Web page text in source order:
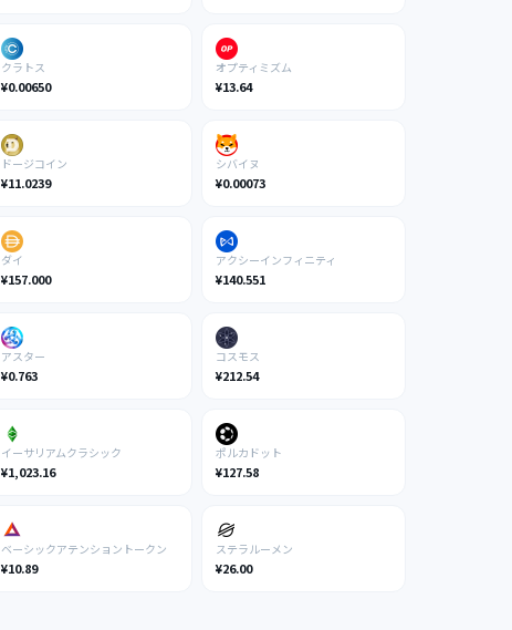
クラトス
¥0.00650
オプティミズム
¥13.64
ドージコイン
¥11.0239
シバイヌ
¥0.00073
ダイ
¥157.000
アクシーインフィニティ
¥140.551
アスター
¥0.763
コスモス
¥212.54
イーサリアムクラシック
¥1,023.16
ポルカドット
¥127.58
ベーシックアテンショントークン
¥10.89
ステラルーメン
¥26.00